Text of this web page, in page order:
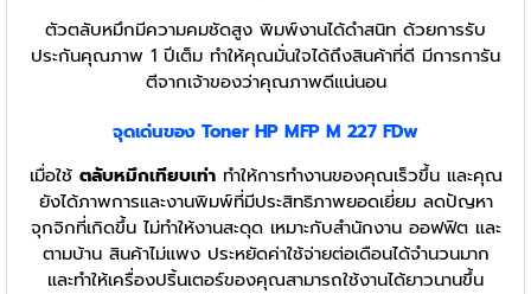
ตัวตลับหมึกมีความคมชัดสูง พิมพ์งานได้ดำสนิท ด้วยการรับ
ประกันคุณภาพ 1 ปีเต็ม ทำให้คุณมั่นใจได้ถึงสินค้าที่ดี มีการการัน
ตีจากเจ้าของว่าคุณภาพดีแน่นอน
จุดเด่นของ TonerHP MFP M 227 FDw
เมื่อใช้ ตลับหมึกเทียบเท่าทำให้การทำงานของคุณเร็วขึ้น และคุณ
ยังได้ภาพการและงานพิมพ์ที่มีประสิทธิภาพยอดเยี่ยม ลดปัญหา
จุกจิกที่เกิดขึ้น ไม่ทำให้งานสะดุด เหมาะกับสำนักงาน ออฟฟิต และ
ตามบ้าน สินค้าไม่แพง ประหยัดค่าใช้จ่ายต่อเดือนได้จำนวนมาก
และทำให้เครื่องปริ้นเตอร์ของคุณสามารถใช้งานได้ยาวนานขึ้น